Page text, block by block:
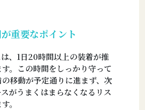
重要なポイント
、1日20時間以上の装着が推
。この時間をしっかり守って
移動が予定通りに進まず、次
がうまくはまらなくなるリス
。